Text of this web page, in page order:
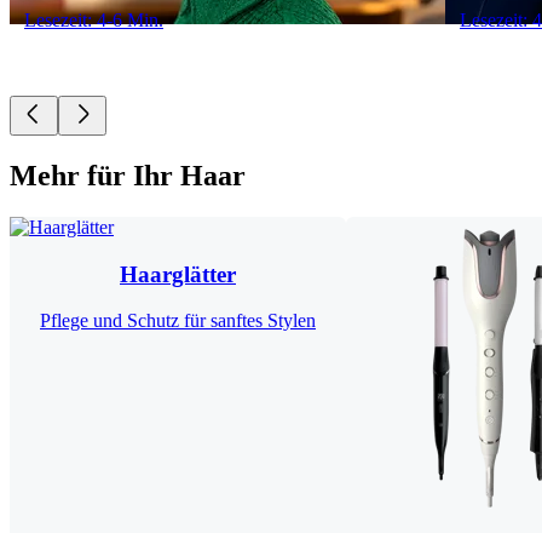
Lesezeit: 4-6 Min. Lesezeit:
Mehr für Ihr Haar
Haarglätter
Pflege und Schutz für sanftes Stylen